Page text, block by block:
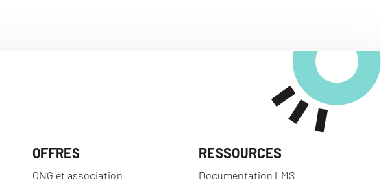
OFFRES
ONG et association
RESSOURCES
Documentation LMS